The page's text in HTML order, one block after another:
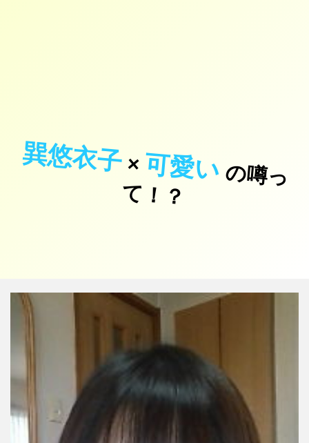
巽悠衣子× 可愛い の
噂
っ
て
！
？